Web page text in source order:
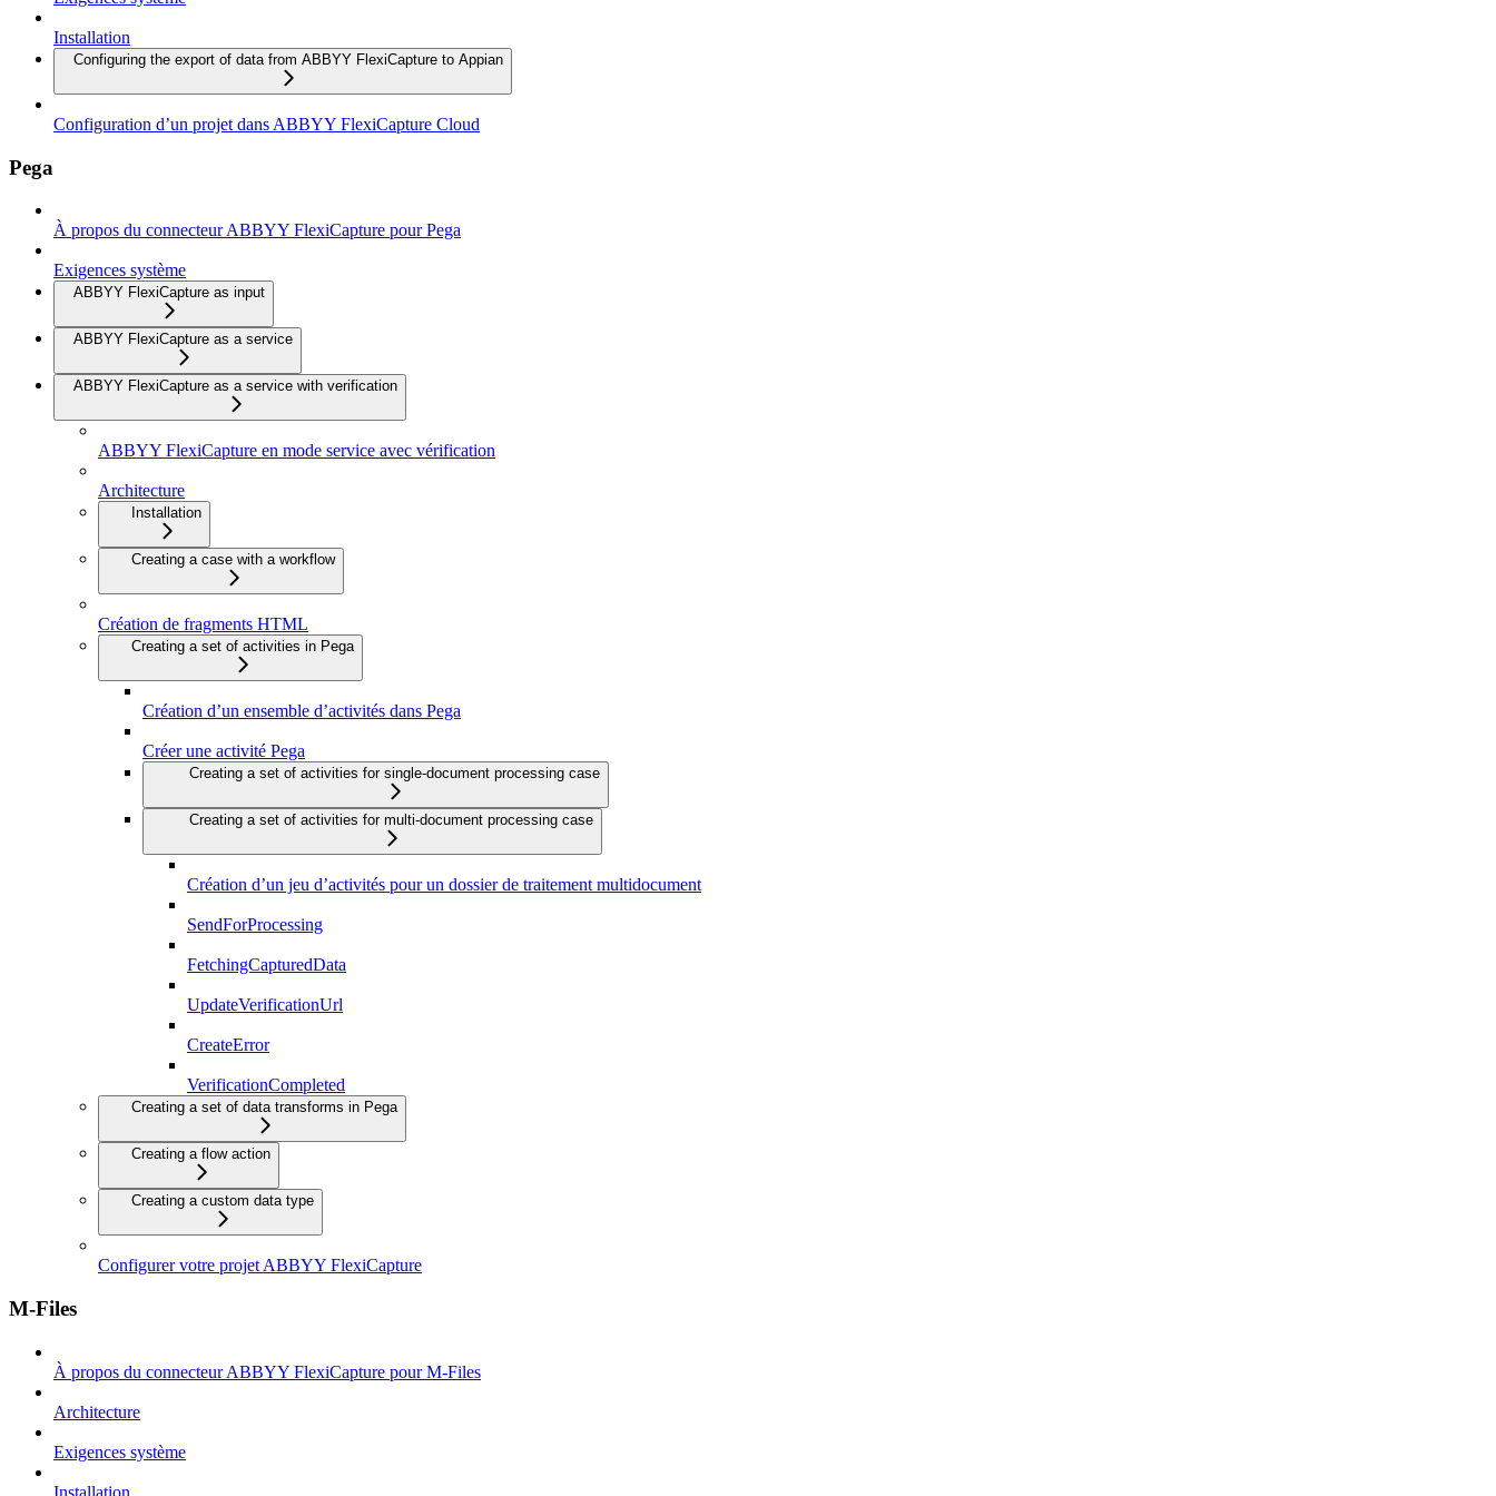
Installation
Configuring the export of data from ABBYY FlexiCapture to Appian
Configuration d’un projet dans ABBYY FlexiCapture Cloud
Pega
À propos du connecteur ABBYY FlexiCapture pour Pega
Exigences système
ABBYY FlexiCapture as input
ABBYY FlexiCapture as a service
ABBYY FlexiCapture as a service with verification
ABBYY FlexiCapture en mode service avec vérification
Architecture
Installation
Creating a case with a workflow
Création de fragments HTML
Creating a set of activities in Pega
Création d’un ensemble d’activités dans Pega
Créer une activité Pega
Creating a set of activities for single-document processing case
Creating a set of activities for multi-document processing case
Création d’un jeu d’activités pour un dossier de traitement multidocument
SendForProcessing
FetchingCapturedData
UpdateVerificationUrl
CreateError
VerificationCompleted
Creating a set of data transforms in Pega
Creating a flow action
Creating a custom data type
Configurer votre projet ABBYY FlexiCapture
M-Files
À propos du connecteur ABBYY FlexiCapture pour M-Files
Architecture
Exigences système
Installation